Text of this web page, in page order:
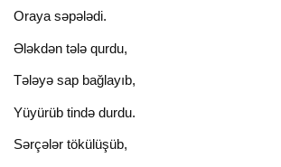
Oraya səpələdi.
Ələkdən tələ qurdu,
Tələyə sap bağlayıb,
Yüyürüb tində durdu.
Sərçələr tökülüşüb,